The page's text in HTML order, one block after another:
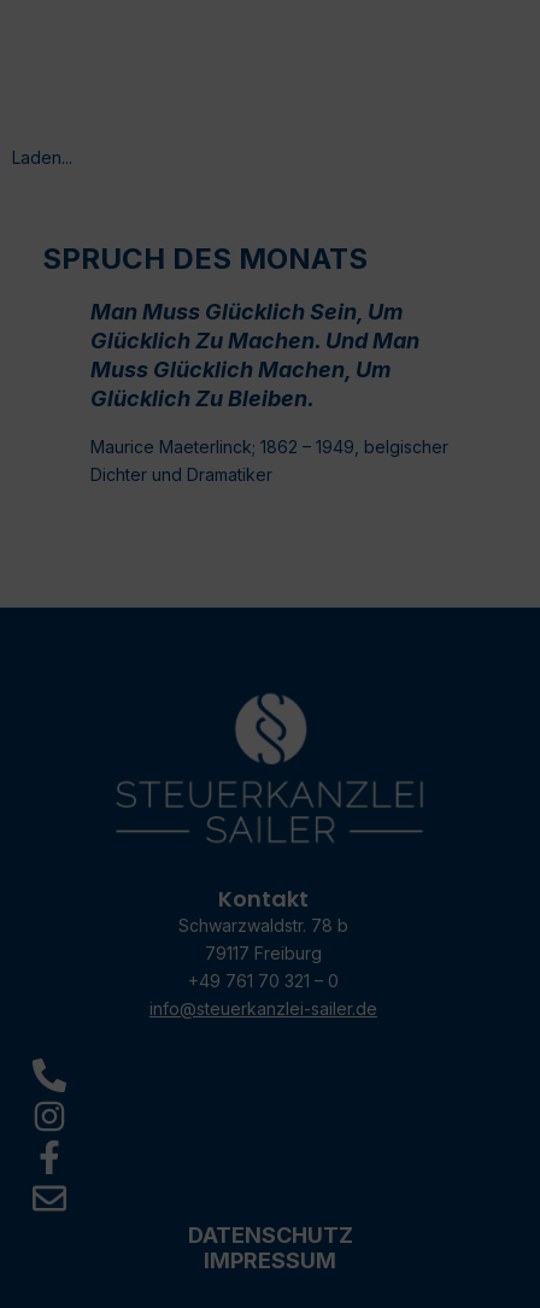
Laden...
SPRUCH DES MONATS
Man Muss Glücklich Sein, Um
Glücklich Zu Machen. Und Man
Muss Glücklich Machen, Um
Glücklich Zu Bleiben.
Maurice Maeterlinck; 1862 – 1949, belgischer
Dichter und Dramatiker
Kontakt
Schwarzwaldstr. 78 b
79117 Freiburg
+49 761 70 321 – 0
info@steuerkanzlei-sailer.de
DATENSCHUTZ
IMPRESSUM